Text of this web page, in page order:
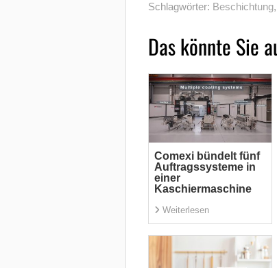
Schlagwörter: Beschichtung,
Das könnte Sie
Comexi bündelt fünf
Auftragssysteme in
einer
Kaschiermaschine
Weiterlesen